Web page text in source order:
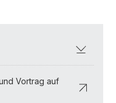
Vortrag auf